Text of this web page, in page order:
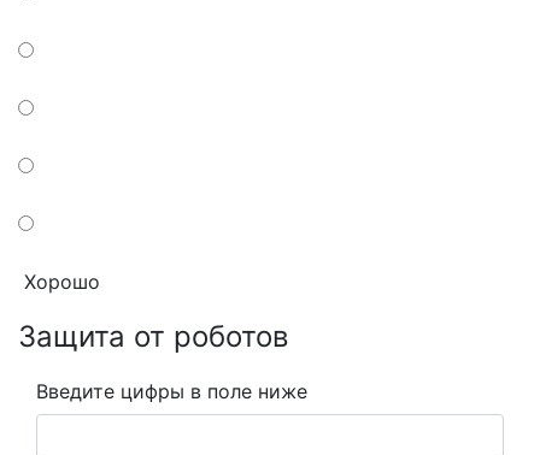
Хорошо
Защита от роботов
Введите цифры в поле ниже